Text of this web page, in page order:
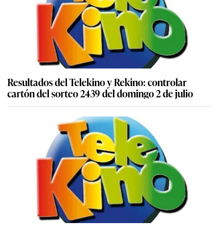
Resultados del Telekino y Rekino: controlar
cartón del sorteo 2439 del domingo 2 de julio